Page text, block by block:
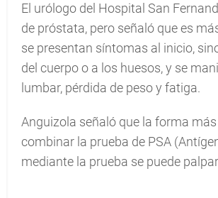
El urólogo del Hospital San
de próstata, pero señaló que es
se presentan síntomas al inicio,
del cuerpo o a los huesos, y se
lumbar, pérdida de peso y fatiga.
Anguizola señaló que la forma
combinar la prueba de PSA
mediante la prueba se puede